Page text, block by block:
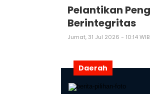
Pelantikan
Berintegritas
Jumat, 31 Jul 2026 - 10:14 WIB
Daerah